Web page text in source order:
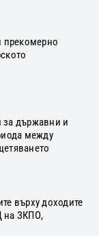
прекомерно
за държавни и
между
върху доходите
на ЗКПО,